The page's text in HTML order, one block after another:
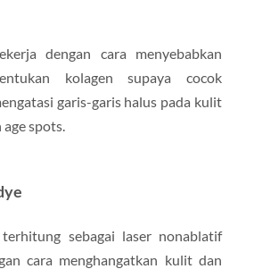
dengan cara menyebabkan
kolagen supaya cocok
garis-garis halus pada kulit
spots.
sebagai laser nonablatif
cara menghangatkan kulit dan